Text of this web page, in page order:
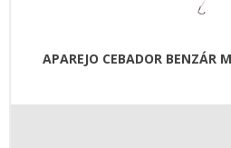
APAREJO CEBADOR BENZÁR